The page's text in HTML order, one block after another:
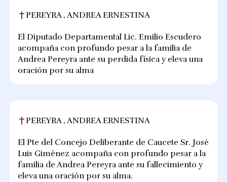
PEREYRA , ANDREA ERNESTINA
El Diputado Departamental Lic. Emilio Escudero
acompaña con profundo pesar a la familia de
Andrea Pereyra ante su perdida física y eleva una
oración por su alma
PEREYRA , ANDREA ERNESTINA
El Pte del Concejo Deliberante de Caucete Sr. José
Luis Giménez acompaña con profundo pesar a la
familia de Andrea Pereyra ante su fallecimiento y
eleva una oración por su alma.